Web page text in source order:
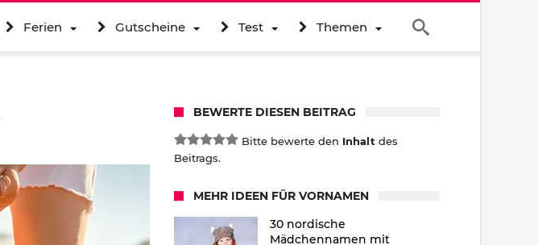
Ferien Gutscheine Test Themen
BEWERTE DIESEN BEITRAG
Bitte bewerte den Inhalt des
Beitrags.
MEHR IDEEN FÜR VORNAMEN
30 nordische
Mädchennamen mit